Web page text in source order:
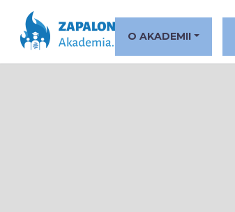
O AKADEMII